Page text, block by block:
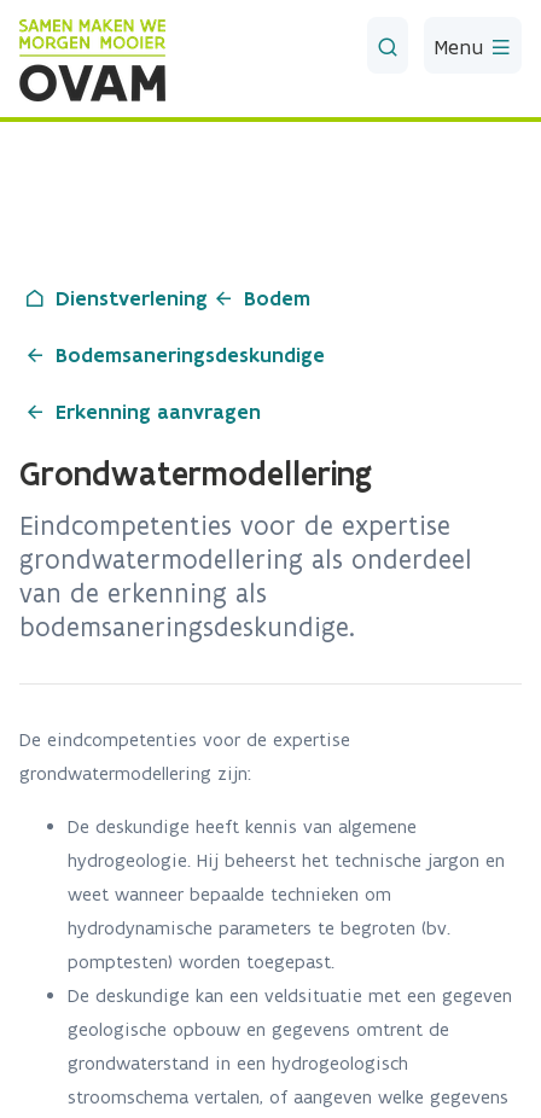
Skip to Main Content
Menu
Dienstverlening Bodem
Bodemsaneringsdeskundige
Erkenning aanvragen
Grondwatermodellering
Eindcompetenties voor de expertise
grondwatermodellering als onderdeel
van de erkenning als
bodemsaneringsdeskundige.
De eindcompetenties voor de expertise
grondwatermodellering zijn:
De deskundige heeft kennis van algemene
hydrogeologie. Hij beheerst het technische jargon en
weet wanneer bepaalde technieken om
hydrodynamische parameters te begroten (bv.
pomptesten) worden toegepast.
De deskundige kan een veldsituatie met een gegeven
geologische opbouw en gegevens omtrent de
grondwaterstand in een hydrogeologisch
stroomschema vertalen, of aangeven welke gegevens